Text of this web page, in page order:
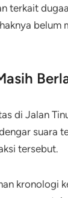
terkait
di Jalan
suara
tersebut.
kronologi